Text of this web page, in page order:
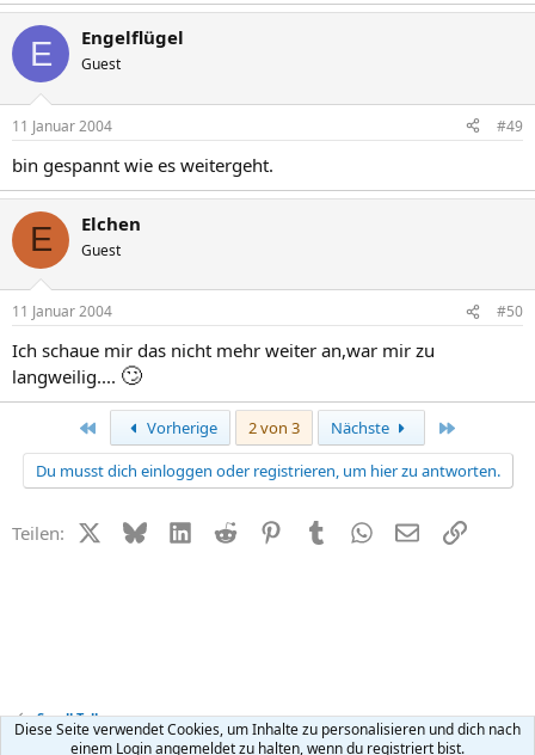
E Engelflügel
Guest
11 Januar 2004 #49
bin gespannt wie es weitergeht.
E Elchen
Guest
11 Januar 2004 #50
Ich schaue mir das nicht mehr weiter an,war mir zu
langweilig.... 🙄
Erste Vorherige 2 von 3 Nächste
Du musst dich einloggen oder registrieren, um hier zu antworten.
Teilen: X (Twitter)
BlueskyLinkedIn
Reddit PinterestTumblr WhatsApp
E-MailLink
Small Talk
Diese Seite verwendet Cookies, um Inhalte zu personalisieren und dich nach
einem Login angemeldet zu halten, wenn du registriert bist.